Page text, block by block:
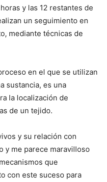
y las 12 restantes de
un seguimiento en
mediante técnicas de
en el que se utilizan
sustancia, es una
la localización de
de un tejido.
y su relación con
y me parece maravilloso
que
con este suceso para